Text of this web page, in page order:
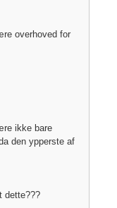
overhoved for
ikke bare
den ypperste af
dette???